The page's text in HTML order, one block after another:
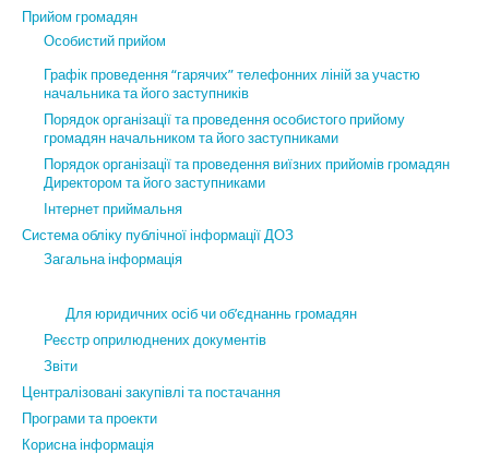
Прийом громадян
Особистий прийом
Графік проведення “гарячих” телефонних ліній за участю
начальника та його заступників
Порядок організації та проведення особистого прийому
громадян начальником та його заступниками
Порядок організації та проведення виїзних прийомів громадян
Директором та його заступниками
Інтернет приймальня
Система обліку публічної інформації ДОЗ
Загальна інформація
Для юридичних осіб чи об’єднаннь громадян
Реєстр оприлюднених документів
Звіти
Централізовані закупівлі та постачання
Програми та проекти
Корисна інформація